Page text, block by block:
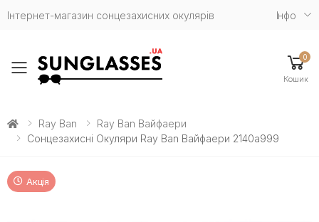
Інтернет-магазин сонцезахисних окулярів Iнфо
Toggle mobile menu
0
Кошик
Ray Ban
Ray Ban Вайфаери
Сонцезахисні Окуляри Ray Ban Вайфаери 2140a999
Акція